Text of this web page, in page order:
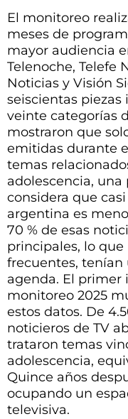
El monitoreo
meses de
mayor audiencia
Telenoche, Telefe
Noticias y Visión
seiscientas
veinte categorías
mostraron que
emitidas durante
temas
adolescencia,
considera que
argentina es
70 % de esas
principales, lo
frecuentes, tenían
agenda. El primer
monitoreo 2025
estos datos. De
noticieros de TV
trataron temas
adolescencia,
Quince años
ocupando un
televisiva.